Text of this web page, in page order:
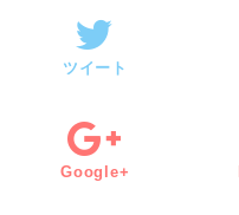
ツイート
Google+